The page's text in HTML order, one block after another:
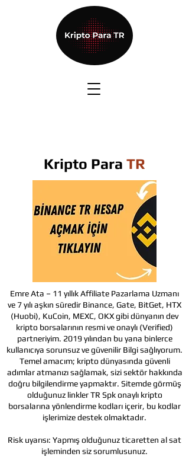
Kripto Para TR
Emre Ata – 11 yıllık Affiliate Pazarlama Uzmanı
ve 7 yılı aşkın süredir Binance, Gate, BitGet, HTX
(Huobi), KuCoin, MEXC, OKX gibi dünyanın dev
kripto borsalarının resmi ve onaylı (Verified)
partneriyim. 2019 yılından bu yana binlerce
kullanıcıya sorunsuz ve güvenilir Bilgi sağlıyorum.
Temel amacım; kripto dünyasında güvenli
adımlar atmanızı sağlamak, sizi sektör hakkında
doğru bilgilendirme yapmaktır. Sitemde görmüş
olduğunuz linkler TR Spk onaylı kripto
borsalarına yönlendirme kodları içerir, bu kodlar
işlerimize destek olmaktadır.
Risk uyarısı: Yapmış olduğunuz ticaretten al sat
işleminden siz sorumlusunuz.